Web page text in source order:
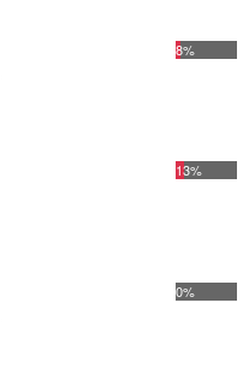
8%
13%
0%